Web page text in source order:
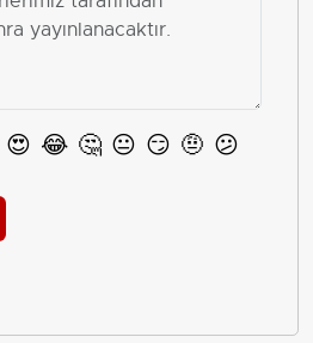
😍 😂 🤔 😐 😏 🤨 😕